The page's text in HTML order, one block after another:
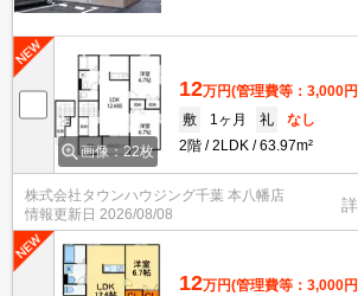
画像：22枚
12万円(管理費等：3,000
敷
1ヶ月 礼
なし
2階
2LDK 63.97m²
株式会社タウンハウジング千葉 本八幡店
情報更新日 2026/08/08
12万円(管理費等：3,000